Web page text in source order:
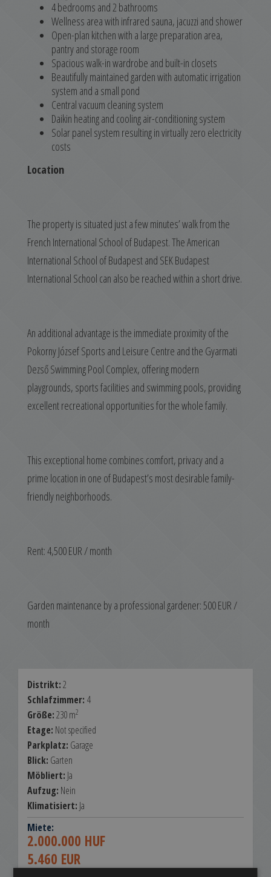
4 bedrooms and 2 bathrooms
Wellness area with infrared sauna, jacuzzi and shower
Open-plan kitchen with a large preparation area,
pantry and storage room
Spacious walk-in wardrobe and built-in closets
Beautifully maintained garden with automatic irrigation
system and a small pond
Central vacuum cleaning system
Daikin heating and cooling air-conditioning system
Solar panel system resulting in virtually zero electricity
costs
Location
The property is situated just a few minutes’ walk from the
French International School of Budapest. The American
International School of Budapest and SEK Budapest
International School can also be reached within a short drive.
An additional advantage is the immediate proximity of the
Pokorny József Sports and Leisure Centre and the Gyarmati
Dezső Swimming Pool Complex, offering modern
playgrounds, sports facilities and swimming pools, providing
excellent recreational opportunities for the whole family.
This exceptional home combines comfort, privacy and a
prime location in one of Budapest’s most desirable family-
friendly neighborhoods.
Rent: 4,500 EUR / month
Garden maintenance by a professional gardener: 500 EUR /
month
Distrikt:2
Schlafzimmer: 4
Größe:230 m2
Etage: Not specified
Parkplatz: Garage
Blick: Garten
Möbliert: Ja
Aufzug: Nein
Klimatisiert: Ja
Miete:
2.000.000 HUF
5.460 EUR